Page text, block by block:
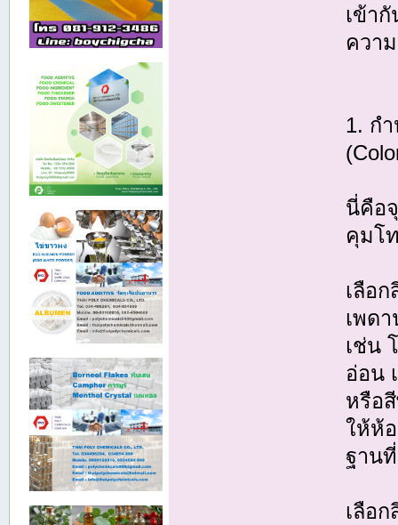
เข้า
ควา
1. ก
นี่คือ
คุมโ
เลือ
เพด
เช่น
อ่อน
หรือ
ให้ห้
ฐาน
เลือ